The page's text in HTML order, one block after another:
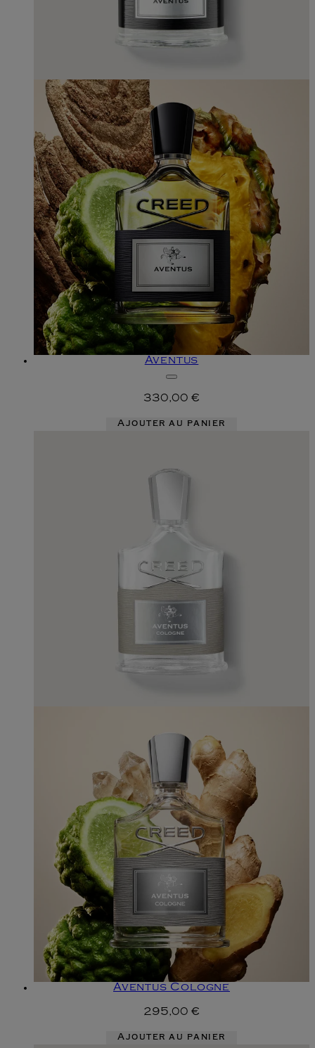
Aventus
330,00 €
Ajouter au panier
Aventus Cologne
295,00 €
Ajouter au panier